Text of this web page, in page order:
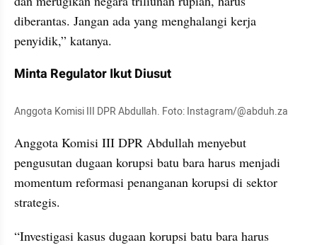
diberantas. Jangan ada yang menghalangi kerja
penyidik,” katanya.
Minta Regulator Ikut Diusut
Anggota Komisi III DPR Abdullah. Foto: Instagram/@abduh.za
Anggota Komisi III DPR Abdullah menyebut
pengusutan dugaan korupsi batu bara harus menjadi
momentum reformasi penanganan korupsi di sektor
strategis.
“Investigasi kasus dugaan korupsi batu bara harus